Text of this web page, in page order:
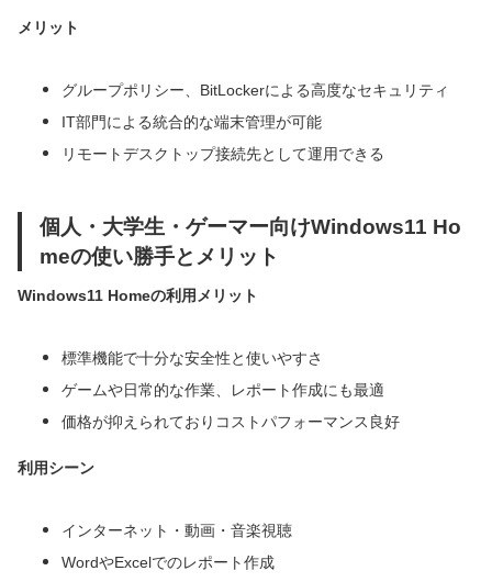
メリット
グループポリシー、BitLockerによる高度なセキュリティ
IT部門による統合的な端末管理が可能
リモートデスクトップ接続先として運用できる
個人・大学生・ゲーマー向けWindows11 Ho
meの使い勝手とメリット
Windows11 Homeの利用メリット
標準機能で十分な安全性と使いやすさ
ゲームや日常的な作業、レポート作成にも最適
価格が抑えられておりコストパフォーマンス良好
利用シーン
インターネット・動画・音楽視聴
WordやExcelでのレポート作成